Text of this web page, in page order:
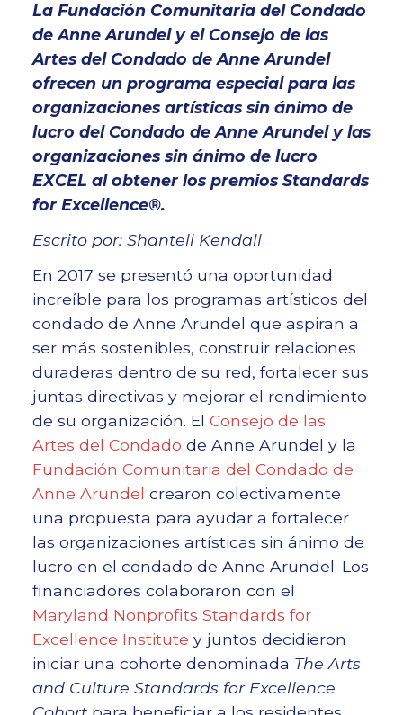
La Fundación Comunitaria del Condado
de Anne Arundel y el Consejo de las
Artes del Condado de Anne Arundel
ofrecen un programa especial para las
organizaciones artísticas sin ánimo de
lucro del Condado de Anne Arundel y las
organizaciones sin ánimo de lucro
EXCEL al obtener los premios Standards
for Excellence®.
Escrito por: Shantell Kendall
En 2017 se presentó una oportunidad
increíble para los programas artísticos del
condado de Anne Arundel que aspiran a
ser más sostenibles, construir relaciones
duraderas dentro de su red, fortalecer sus
juntas directivas y mejorar el rendimiento
de su organización. El Consejo de las
Artes del Condado de Anne Arundel y la
Fundación Comunitaria del Condado de
Anne Arundel crearon colectivamente
una propuesta para ayudar a fortalecer
las organizaciones artísticas sin ánimo de
lucro en el condado de Anne Arundel. Los
financiadores colaboraron con el
Maryland Nonprofits Standards for
Excellence Institute y juntos decidieron
iniciar una cohorte denominada The Arts
and Culture Standards for Excellence